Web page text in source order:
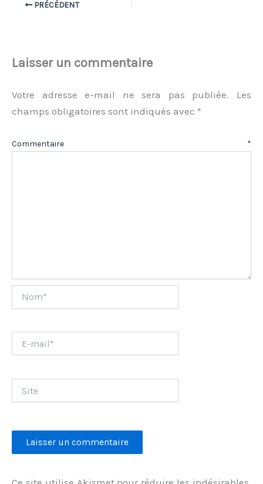
PRÉCÉDENT
Laisser un commentaire
Votre adresse e-mail ne sera pas publiée.
Les
champs obligatoires sont indiqués avec *
Commentaire *
mail*